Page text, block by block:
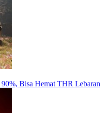
Bisa Hemat THR Lebaran